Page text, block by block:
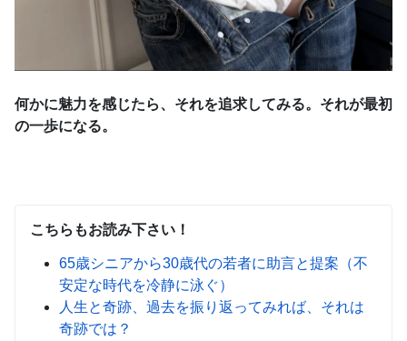
何かに魅力を感じたら、それを追求してみる。それが最初
の一歩になる。
こちらもお読み下さい！
65歳シニアから30歳代の若者に助言と提案（不
安定な時代を冷静に泳ぐ）
人生と奇跡、過去を振り返ってみれば、それは
奇跡では？